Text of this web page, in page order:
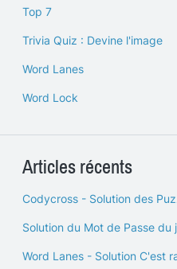
Top 7
Trivia Quiz : Devine l'image
Word Lanes
Word Lock
Articles récents
Codycross - Solution des
Solution du Mot de Passe du
Word Lanes - Solution C'est